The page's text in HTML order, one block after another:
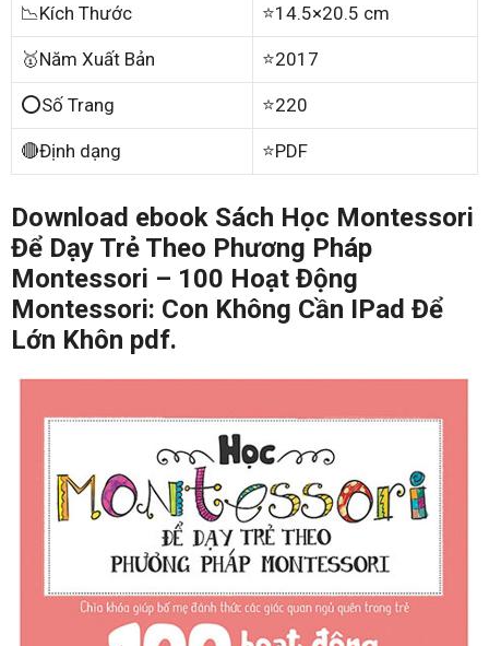
📉Kích Thước ⭐14.5×20.5 cm
🥇Năm Xuất Bản ⭐2017
⭕Số Trang ⭐220
🔴Định dạng ⭐PDF
Download ebook Sách Học Montessori
Để Dạy Trẻ Theo Phương Pháp
Montessori – 100 Hoạt Động
Montessori: Con Không Cần IPad Để
Lớn Khôn pdf.